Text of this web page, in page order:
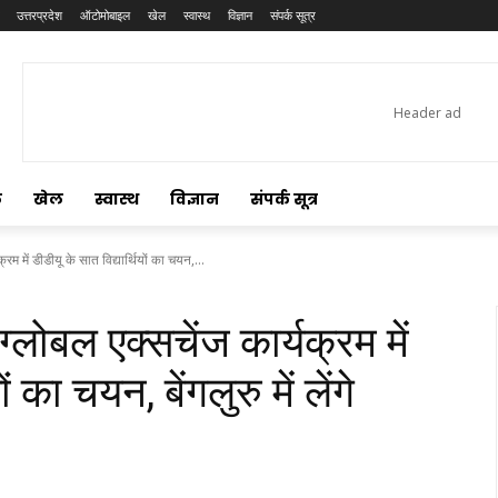
उत्तरप्रदेश ऑटोमोबाइल खेल स्वास्थ विज्ञान संपर्क सूत्र
खेल स्वास्थ विज्ञान संपर्क सूत्र
में डीडीयू के सात विद्यार्थियों का चयन,...
एक्सचेंज कार्यक्रम में
का चयन, बेंगलुरु में लेंगे